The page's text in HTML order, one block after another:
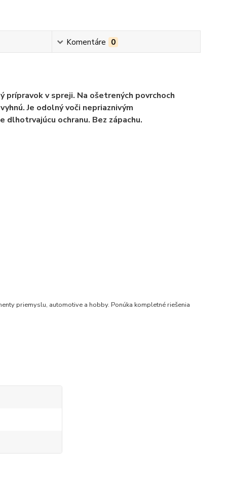
Komentáre 0
v spreji. Na ošetrených povrchoch
Je odolný voči nepriaznivým
ochranu. Bez zápachu.
priemyslu, automotive a hobby. Ponúka kompletné riešenia